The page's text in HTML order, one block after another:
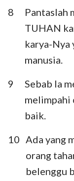
8
Pantaslah
TUHAN
karya-Nya
manusia.
9
Sebab Ia
melimpahi
baik.
10 Ada yang
orang
belenggu